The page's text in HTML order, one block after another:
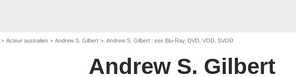
Acteur australien Andrew S. Gilbert Andrew S. Gilbert : ses Blu-Ray, DVD, VOD, SVOD
Andrew S. Gilbert